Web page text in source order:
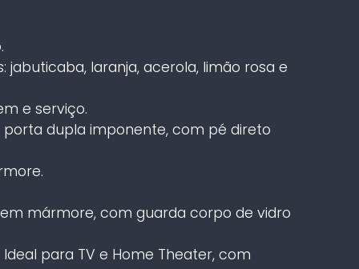
laranja, acerola, limão rosa e
e serviço.
dupla imponente, com pé direto
mármore, com guarda corpo de vidro
para TV e Home Theater, com